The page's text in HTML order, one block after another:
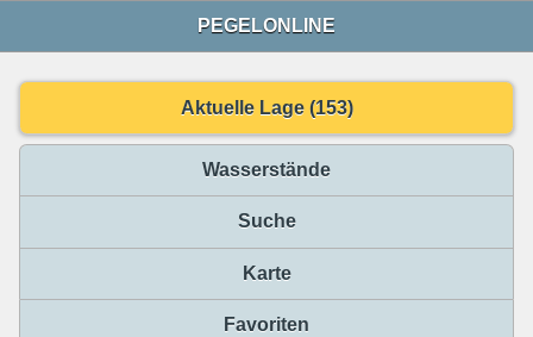
PEGELONLINE
Aktuelle Lage (153)
Wasserstände
Suche
Karte
Favoriten